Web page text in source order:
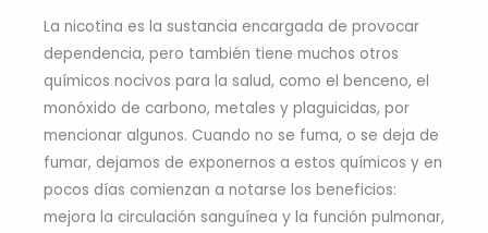
La nicotina es la sustancia encargada de provocar
dependencia, pero también tiene muchos otros
químicos nocivos para la salud, como el benceno, el
monóxido de carbono, metales y plaguicidas, por
mencionar algunos. Cuando no se fuma, o se deja de
fumar, dejamos de exponernos a estos químicos y en
pocos días comienzan a notarse los beneficios:
mejora la circulación sanguínea y la función pulmonar,